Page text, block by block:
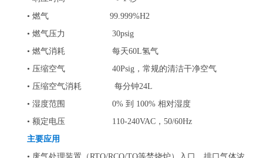
• 燃气 99.999%H2
• 燃气压力 30psig
• 燃气消耗 每天60L氢气
• 压缩空气 40Psig，常规的清洁干净空气
• 压缩空气消耗 每分钟24L
• 湿度范围 0% 到 100% 相对湿度
• 额定电压 110-240VAC，50/60Hz
主要应用